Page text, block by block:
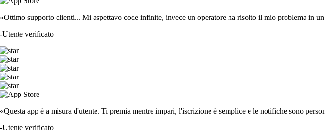
«Ottimo supporto clienti... Mi aspettavo code infinite, invece un operatore ha risolto il mio problema in
-Utente verificato
«Questa app è a misura d'utente. Ti premia mentre impari, l'iscrizione è semplice e le notifiche sono
-Utente verificato